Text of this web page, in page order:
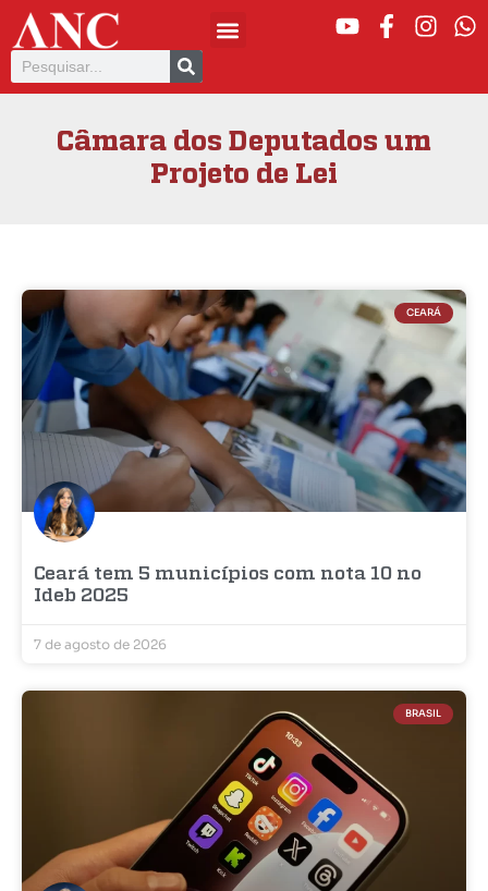
Câmara dos Deputados um
Projeto de Lei
CEARÁ
Ceará tem 5 municípios com nota 10 no
Ideb 2025
7 de agosto de 2026
BRASIL